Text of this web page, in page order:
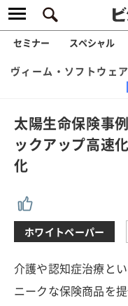
セミナー スペシャル
ヴィーム・ソフトウェ
太陽生命保険事
ックアップ高速
化
ホワイトペーパー
介護や認知症治療と
ニークな保険商品を